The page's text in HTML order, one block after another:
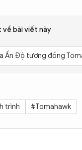
về bài viết này
Ấn Độ tương đồng
trình #Tomahawk